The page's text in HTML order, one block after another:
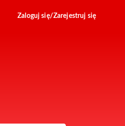
Zaloguj się/Zarejestruj się